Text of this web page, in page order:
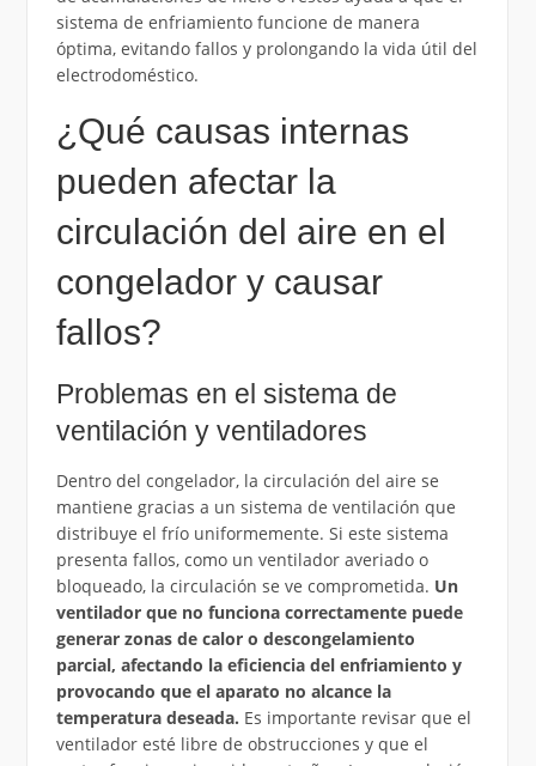
sistema de enfriamiento funcione de manera
óptima, evitando fallos y prolongando la vida útil del
electrodoméstico.
¿Qué causas internas
pueden afectar la
circulación del aire en el
congelador y causar
fallos?
Problemas en el sistema de
ventilación y ventiladores
Dentro del congelador, la circulación del aire se
mantiene gracias a un sistema de ventilación que
distribuye el frío uniformemente. Si este sistema
presenta fallos, como un ventilador averiado o
bloqueado, la circulación se ve comprometida. Un
ventilador que no funciona correctamente puede
generar zonas de calor o descongelamiento
parcial, afectando la eficiencia del enfriamiento y
provocando que el aparato no alcance la
temperatura deseada. Es importante revisar que el
ventilador esté libre de obstrucciones y que el